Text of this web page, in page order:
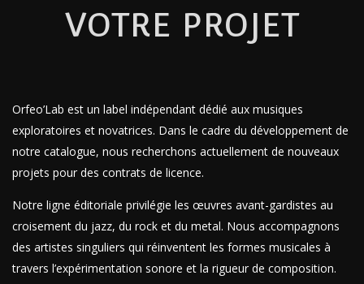
VOTRE PROJET
Orfeo’Lab est un label indépendant dédié aux musiques
exploratoires et novatrices. Dans le cadre du développement de
notre catalogue, nous recherchons actuellement de nouveaux
projets pour des contrats de licence.
Notre ligne éditoriale privilégie les œuvres avant-gardistes au
croisement du jazz, du rock et du metal. Nous accompagnons
des artistes singuliers qui réinventent les formes musicales à
travers l’expérimentation sonore et la rigueur de composition.